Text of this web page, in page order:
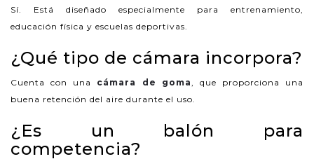
Sí. Está diseñado especialmente para entrenamiento,
educación física y escuelas deportivas.
¿Qué tipo de cámara incorpora?
Cuenta con una cámara de goma, que proporciona una
buena retención del aire durante el uso.
¿Es un balón para
competencia?